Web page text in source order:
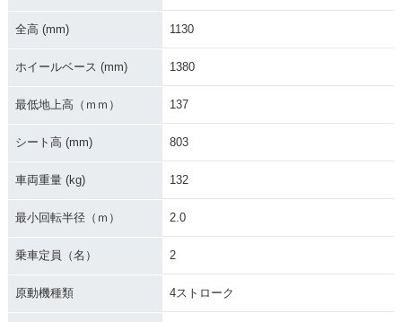
全高 (mm) 1130
ホイールベース (mm) 1380
最低地上高（ｍｍ） 137
シート高 (mm) 803
車両重量 (kg) 132
最小回転半径（ｍ） 2.0
乗車定員（名） 2
原動機種類 4ストローク